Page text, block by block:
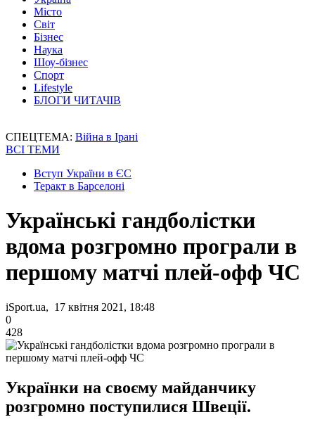
Місто
Світ
Бізнес
Наука
Шоу-бізнес
Спорт
Lifestyle
БЛОГИ ЧИТАЧІВ
СПЕЦТЕМА: Війна в Ірані
ВСІ ТЕМИ
Вступ України в ЄС
Теракт в Барселоні
Українські гандболістки
вдома розгромно програли в
першому матчі плей-офф ЧС
iSport.ua, 17 квітня 2021, 18:48
0
428
Українки на своєму майданчику
розгромно поступилися Швеції.